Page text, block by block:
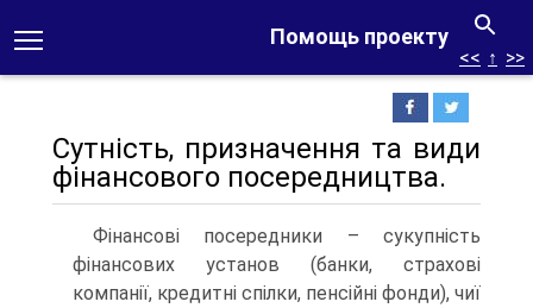
Помощь проекту
<< ↑ >>
Сутність, призначення та види
фінансового посередництва.
Фінансові посередники – сукупність
фінансових установ (банки, страхові
компанії, кредитні спілки, пенсійні фонди), чиї